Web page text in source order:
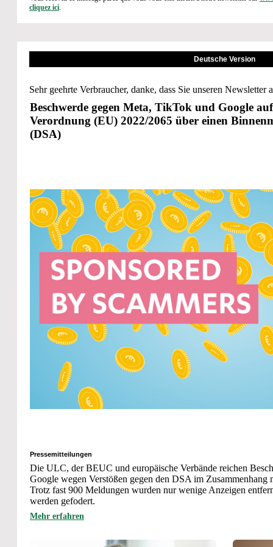
cliquez ici.
Deutsche Version
Sehr geehrte Verbraucher, danke, dass Sie unseren Newsletter
Beschwerde gegen Meta, TikTok und Google
Verordnung (EU) 2022/2065 über einen
(DSA)
Pressemitteilungen
Die ULC, der BEUC und europäische Verbände reichen
Google wegen Verstößen gegen den DSA im
Trotz fast 900 Meldungen wurden nur wenige Anzeigen
werden gefodert.
Mehr erfahren